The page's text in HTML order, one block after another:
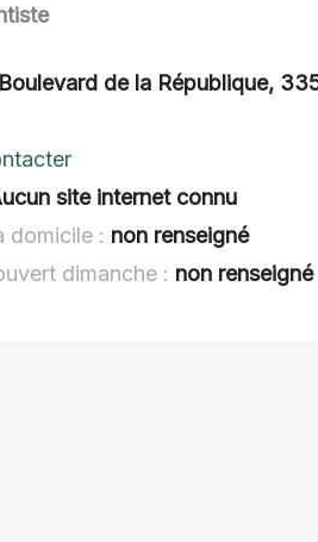
de la République,
site internet connu
domicile : non renseigné
dimanche : non renseigné